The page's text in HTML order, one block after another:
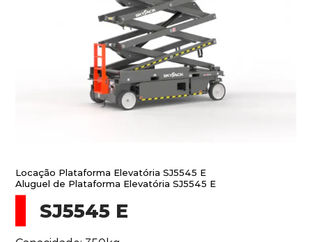
Locação Plataforma Elevatória SJ5545 E
Aluguel de Plataforma Elevatória SJ5545 E
SJ5545 E